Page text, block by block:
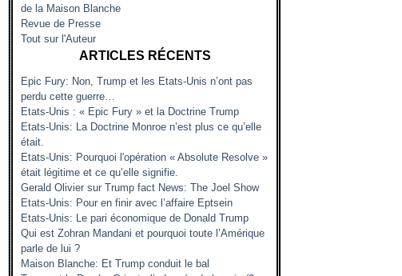
de la Maison Blanche
Revue de Presse
Tout sur l'Auteur
ARTICLES RÉCENTS
Epic Fury: Non, Trump et les Etats-Unis n’ont pas
perdu cette guerre…
Etats-Unis : « Epic Fury » et la Doctrine Trump
Etats-Unis: La Doctrine Monroe n’est plus ce qu’elle
était.
Etats-Unis: Pourquoi l'opération « Absolute Resolve »
était légitime et ce qu’elle signifie.
Gerald Olivier sur Trump fact News: The Joel Show
Etats-Unis: Pour en finir avec l’affaire Eptsein
Etats-Unis: Le pari économique de Donald Trump
Qui est Zohran Mandani et pourquoi toute l’Amérique
parle de lui ?
Maison Blanche: Et Trump conduit le bal